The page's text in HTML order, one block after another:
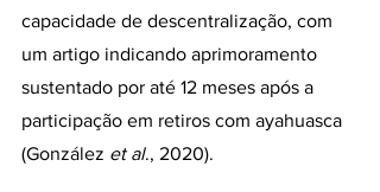
capacidade de descentralização, com
um artigo indicando aprimoramento
sustentado por até 12 meses após a
participação em retiros com ayahuasca
(González et al., 2020).